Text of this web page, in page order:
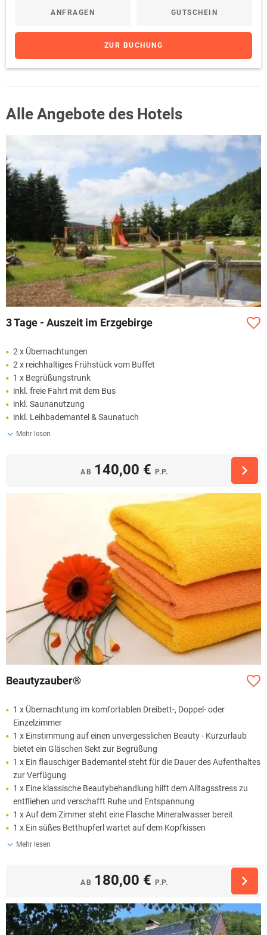
ANFRAGEN GUTSCHEIN
ZUR BUCHUNG
Alle Angebote des Hotels
3 Tage - Auszeit im Erzgebirge
2 x Übernachtungen
2 x reichhaltiges Frühstück vom Buffet
1 x Begrüßungstrunk
inkl. freie Fahrt mit dem Bus
inkl. Saunanutzung
inkl. Leihbademantel & Saunatuch
Mehr lesen
AB 140,00 € P.P.
Beautyzauber®
1 x Übernachtung im komfortablen Dreibett-, Doppel- oder
Einzelzimmer
1 x Einstimmung auf einen unvergesslichen Beauty - Kurzurlaub
bietet ein Gläschen Sekt zur Begrüßung
1 x Ein flauschiger Bademantel steht für die Dauer des Aufenthaltes
zur Verfügung
1 x Eine klassische Beautybehandlung hilft dem Alltagsstress zu
entfliehen und verschafft Ruhe und Entspannung
1 x Auf dem Zimmer steht eine Flasche Mineralwasser bereit
1 x Ein süßes Betthupferl wartet auf dem Kopfkissen
Mehr lesen
AB 180,00 € P.P.